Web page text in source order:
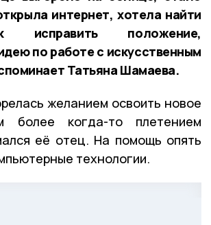
интернет, хотела найти
исправить положение,
по работе с искусственным
Татьяна Шамаева.
желанием освоить новое
более когда-то плетением
её отец. На помощь опять
технологии.